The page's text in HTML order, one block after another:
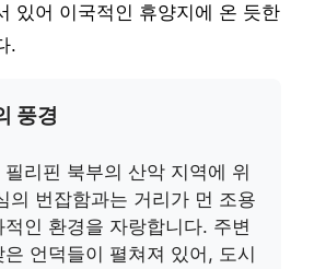
있어 이국적인 휴양지에 온 듯한
.
풍경
리핀 북부의 산악 지역에 위
의 번잡함과는 거리가 먼 조용
인 환경을 자랑합니다. 주변
언덕들이 펼쳐져 있어, 도시